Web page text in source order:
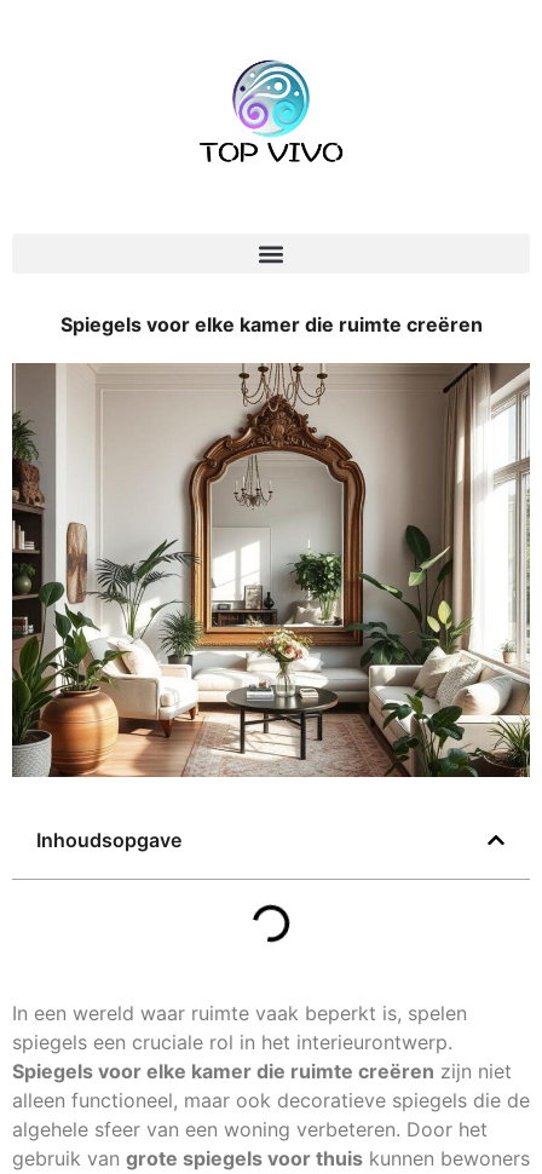
Spiegels voor elke kamer die ruimte creëren
Inhoudsopgave
In een wereld waar ruimte vaak beperkt is, spelen
spiegels een cruciale rol in het interieurontwerp.
Spiegels voor elke kamer die ruimte creëren zijn niet
alleen functioneel, maar ook decoratieve spiegels die de
algehele sfeer van een woning verbeteren. Door het
gebruik van grote spiegels voor thuis kunnen bewoners